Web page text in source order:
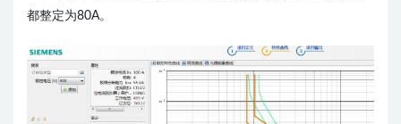
都整定为80A。